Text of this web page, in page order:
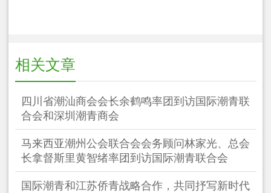
相关文章
四川省潮汕商会会长余鹤鸣率团到访国际潮青联
合会和深圳潮青商会
马来西亚潮州公会联合会会务顾问林家光、总会
长拿督斯里黄智绪率团到访国际潮青联合会
国际潮青和江苏侨青战略合作，共同抒写新时代